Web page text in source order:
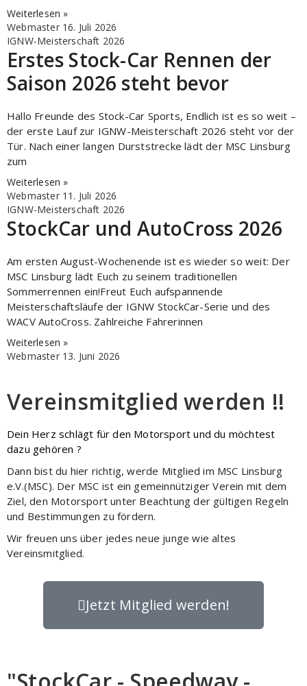
Weiterlesen »
Webmaster 16. Juli 2026
IGNW-Meisterschaft 2026
Erstes Stock-Car Rennen der
Saison 2026 steht bevor
Hallo Freunde des Stock-Car Sports, Endlich ist es so weit –
der erste Lauf zur IGNW-Meisterschaft 2026 steht vor der
Tür. Nach einer langen Durststrecke lädt der MSC Linsburg
zum
Weiterlesen »
Webmaster 11. Juli 2026
IGNW-Meisterschaft 2026
StockCar und AutoCross 2026
Am ersten August-Wochenende ist es wieder so weit: Der
MSC Linsburg lädt Euch zu seinem traditionellen
Sommerrennen ein!Freut Euch aufspannende
Meisterschaftsläufe der IGNW StockCar-Serie und des
WACV AutoCross. Zahlreiche Fahrerinnen
Weiterlesen »
Webmaster 13. Juni 2026
Vereinsmitglied werden !!
Dein Herz schlägt für den Motorsport und du möchtest
dazu gehören ?
Dann bist du hier richtig, werde Mitglied im MSC Linsburg
e.V.(MSC). Der MSC ist ein gemeinnütziger Verein mit dem
Ziel, den Motorsport unter Beachtung der gültigen Regeln
und Bestimmungen zu fördern.
Wir freuen uns über jedes neue junge wie altes
Vereinsmitglied.
Jetzt Mitglied werden!